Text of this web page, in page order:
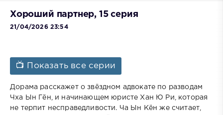
Хороший партнер, 15 серия
21/04/2026 23:54
📺 Показать все серии
Дорама расскажет о звёздном адвокате по разводам
Чха Ын Гён, и начинающем юристе Хан Ю Ри, которая
не терпит несправедливости. Ча Ын Кён же считает,